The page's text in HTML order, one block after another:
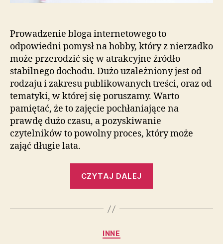
Prowadzenie bloga internetowego to
odpowiedni pomysł na hobby, który z nierzadko
może przerodzić się w atrakcyjne źródło
stabilnego dochodu. Dużo uzależniony jest od
rodzaju i zakresu publikowanych treści, oraz od
tematyki, w której się poruszamy. Warto
pamiętać, że to zajęcie pochłaniające na
prawdę dużo czasu, a pozyskiwanie
czytelników to powolny proces, który może
zająć długie lata.
CZYTAJ DALEJ
zróżnicowane
Kategorie
INNE